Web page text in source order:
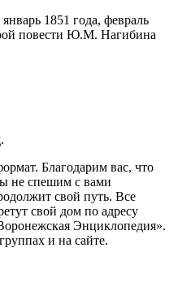
1851 года, февраль
повести Ю.М. Нагибина
Благодарим вас, что
не спешим с вами
свой путь. Все
свой дом по адресу
Энциклопедия».
и на сайте.